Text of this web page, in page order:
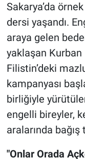
Sakarya’da
dersi yaşandı.
araya gelen
yaklaşan Kurban
Filistin’deki
kampanyası
birliğiyle
engelli bireyler,
aralarında bağış
"Onlar Orada